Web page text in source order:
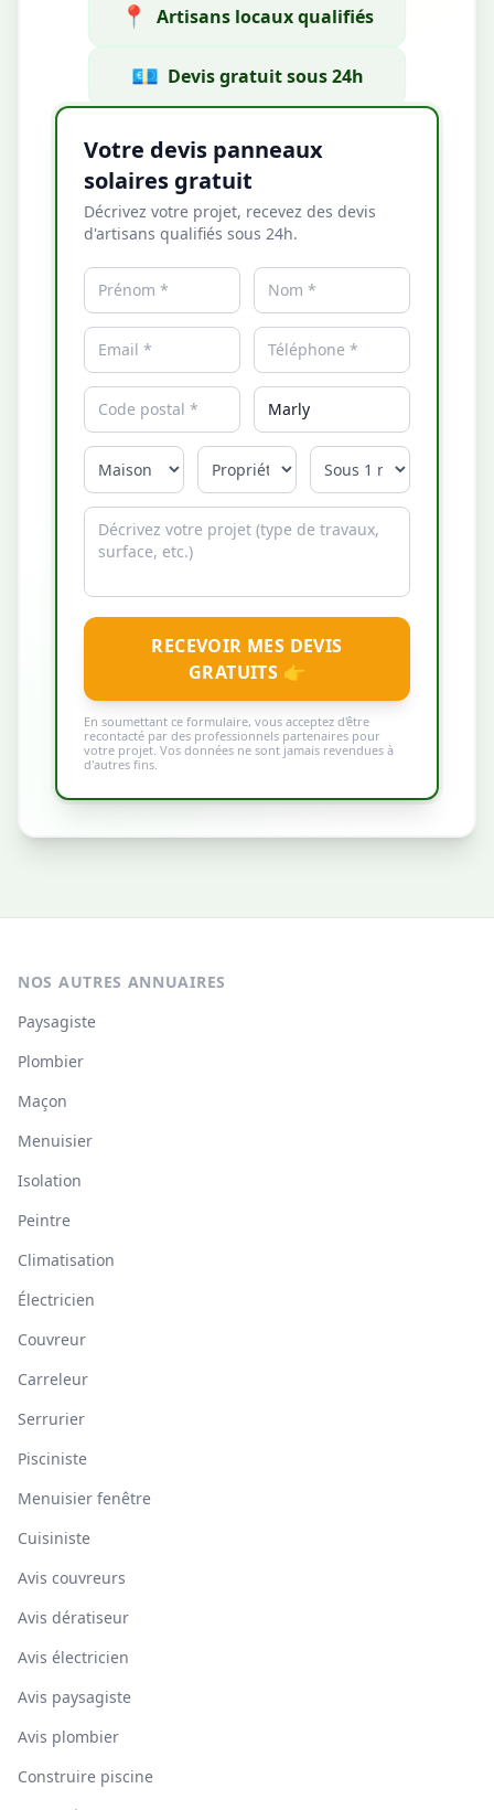
📍 Artisans locaux qualifiés
💶 Devis gratuit sous 24h
Votre devis panneaux
solaires gratuit
Décrivez votre projet, recevez des devis
d'artisans qualifiés sous 24h.
RECEVOIR MES DEVIS
GRATUITS 👉
En soumettant ce formulaire, vous acceptez d'être
recontacté par des professionnels partenaires pour
votre projet. Vos données ne sont jamais revendues à
d'autres fins.
NOS AUTRES ANNUAIRES
Paysagiste
Plombier
Maçon
Menuisier
Isolation
Peintre
Climatisation
Électricien
Couvreur
Carreleur
Serrurier
Pisciniste
Menuisier fenêtre
Cuisiniste
Avis couvreurs
Avis dératiseur
Avis électricien
Avis paysagiste
Avis plombier
Construire piscine